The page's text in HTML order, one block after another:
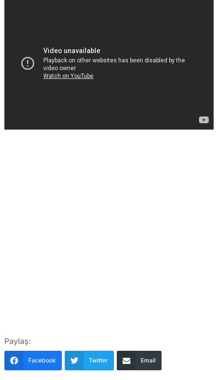
Paylaş:
Facebook Twitter Email